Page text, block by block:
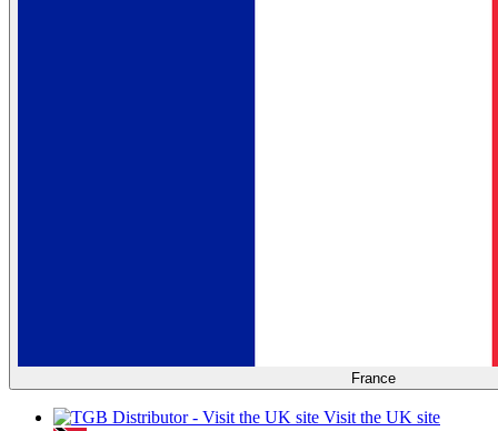
France
Visit the UK site